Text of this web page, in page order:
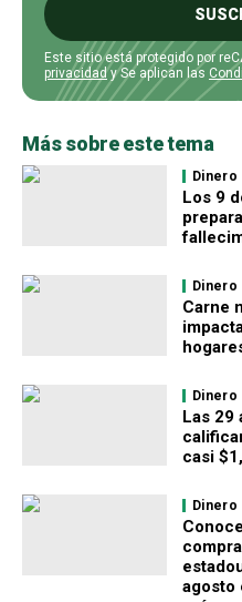
Este sitio está protegido por
privacidady Se aplican las
Más sobre este tema
Dinero
Los 9
Dinero
Carne
Dinero
Las 29
casi
Dinero
agosto